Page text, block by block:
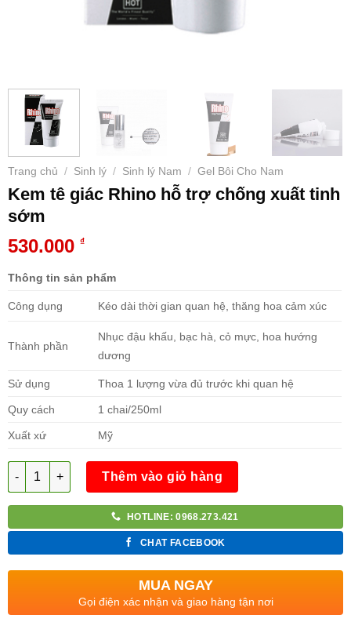
Trang chủ / Sinh lý / Sinh lý Nam / Gel Bôi Cho Nam
Kem tê giác Rhino hỗ trợ chống xuất tinh
sớm
530.000 ₫
Thông tin sản phẩm
Công dụng Kéo dài thời gian quan hệ, thăng hoa cảm xúc
Thành phần
Nhục đậu khấu, bạc hà, cỏ mực, hoa hướng
dương
Sử dụng Thoa 1 lượng vừa đủ trước khi quan hệ
Quy cách 1 chai/250ml
Xuất xứ Mỹ
Số lượng
Thêm vào giỏ hàng
HOTLINE: 0968.273.421
CHAT FACEBOOK
MUA NGAY
Gọi điện xác nhận và giao hàng tận nơi